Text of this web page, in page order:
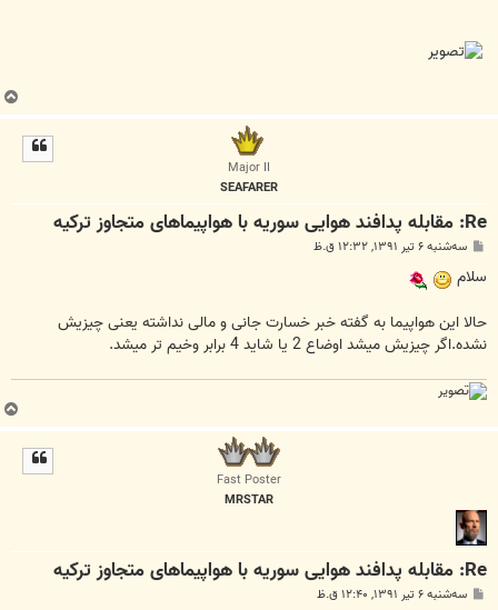
ب
ا
Major II
SEAFARER
Re: مقابله پدافند هوایی سوریه با هواپیما‌های متجاوز ترکیه
پ
ت
سه‌شنبه ۶ تیر ۱۳۹۱, ۱۲:۳۲ ق.ظ
سلام
حالا این هواپیما به گفته خبر خسارت جانی و مالی نداشته یعنی چیزیش
نشده.اگر چیزیش میشد اوضاع 2 یا شاید 4 برابر وخیم تر میشد.
ب
ا
Fast Poster
MRSTAR
Re: مقابله پدافند هوایی سوریه با هواپیما‌های متجاوز ترکیه
پ سه‌شنبه ۶ تیر ۱۳۹۱, ۱۲:۴۰ ق.ظ